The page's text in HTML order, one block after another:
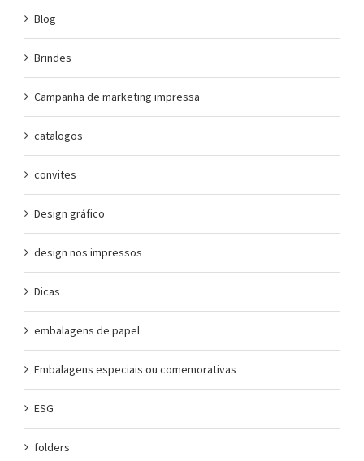
Blog
Brindes
Campanha de marketing impressa
catalogos
convites
Design gráfico
design nos impressos
Dicas
embalagens de papel
Embalagens especiais ou comemorativas
ESG
folders